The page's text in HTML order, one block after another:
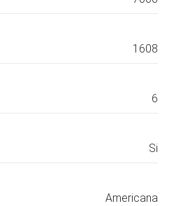
1608
6
Si
Americana